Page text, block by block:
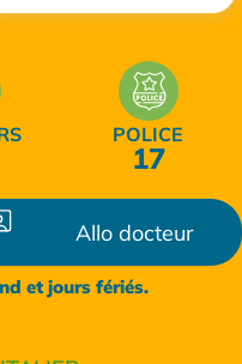
POLICE
17
Allo docteur
et jours fériés.